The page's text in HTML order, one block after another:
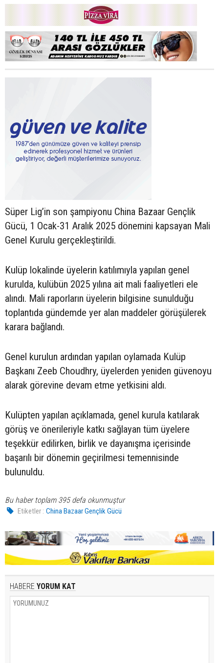
Süper Lig’in son şampiyonu China Bazaar Gençlik
Gücü, 1 Ocak-31 Aralık 2025 dönemini kapsayan Mali
Genel Kurulu gerçekleştirildi.
Kulüp lokalinde üyelerin katılımıyla yapılan genel
kurulda, kulübün 2025 yılına ait mali faaliyetleri ele
alındı. Mali raporların üyelerin bilgisine sunulduğu
toplantıda gündemde yer alan maddeler görüşülerek
karara bağlandı.
Genel kurulun ardından yapılan oylamada Kulüp
Başkanı Zeeb Choudhry, üyelerden yeniden güvenoyu
alarak görevine devam etme yetkisini aldı.
Kulüpten yapılan açıklamada, genel kurula katılarak
görüş ve önerileriyle katkı sağlayan tüm üyelere
teşekkür edilirken, birlik ve dayanışma içerisinde
başarılı bir dönemin geçirilmesi temennisinde
bulunuldu.
Bu haber toplam 395 defa okunmuştur
Etiketler : China Bazaar Gençlik Gücü
HABERE YORUM KAT